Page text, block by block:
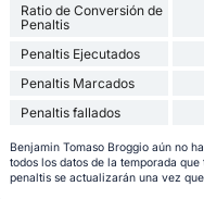
Ratio de Conversión de
Penaltis
Penaltis Ejecutados
Penaltis Marcados
Penaltis fallados
Benjamin Tomaso Broggio aún no
todos los datos de la temporada
penaltis se actualizarán una vez